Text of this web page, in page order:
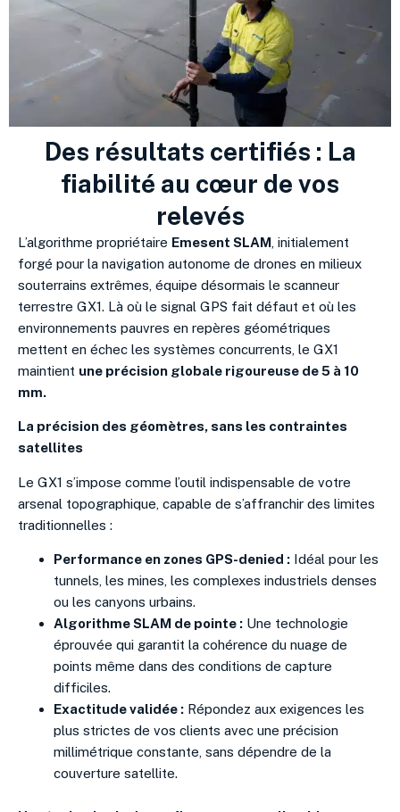
Des résultats certifiés : La
fiabilité au cœur de vos
relevés
L’algorithme propriétaire Emesent SLAM , initialement
forgé pour la navigation autonome de drones en milieux
souterrains extrêmes, équipe désormais le scanneur
terrestre GX1. Là où le signal GPS fait défaut et où les
environnements pauvres en repères géométriques
mettent en échec les systèmes concurrents, le GX1
maintient une précision globale rigoureuse de 5 à 10
mm.
La précision des géomètres, sans les contraintes
satellites
Le GX1 s’impose comme l’outil indispensable de votre
arsenal topographique, capable de s’affranchir des limites
traditionnelles :
Performance en zones GPS-denied : Idéal pour les
tunnels, les mines, les complexes industriels denses
ou les canyons urbains.
Algorithme SLAM de pointe : Une technologie
éprouvée qui garantit la cohérence du nuage de
points même dans des conditions de capture
difficiles.
Exactitude validée : Répondez aux exigences les
plus strictes de vos clients avec une précision
millimétrique constante, sans dépendre de la
couverture satellite.